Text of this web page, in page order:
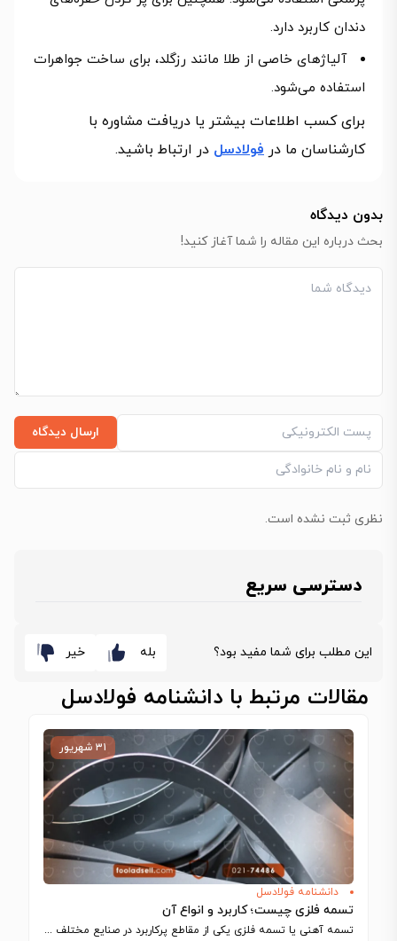
دندان کاربرد دارد.
آلیاژهای خاصی از طلا مانند رزگلد، برای ساخت جواهرات
استفاده می‌شود.
برای کسب اطلاعات بیشتر یا دریافت مشاوره با
کارشناسان ما در فولادسل در ارتباط باشید.
بدون دیدگاه
بحث درباره این مقاله را شما آغاز کنید!
ارسال دیدگاه
نظری ثبت نشده است.
دسترسی سریع
این مطلب برای شما مفید بود؟ بله خیر
مقالات مرتبط با دانشنامه فولادسل
۳۱ شهریور
دانشنامه فولادسل
تسمه فلزی چیست؛ کاربرد و انواع آن
تسمه آهنی یا تسمه فلزی یکی از مقاطع پرکاربرد در صنایع مختلف مانند ساخت…